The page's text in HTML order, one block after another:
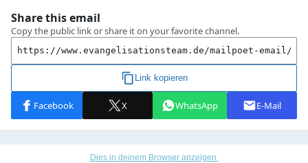
Dies in deinem Browser anzeigen.